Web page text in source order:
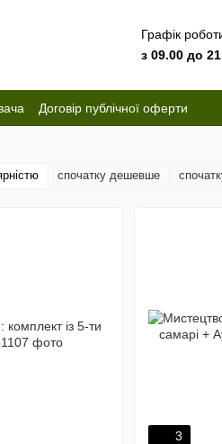
Графік
з 09.00 до
Договір публічної оферти
спочатку дешевше
3